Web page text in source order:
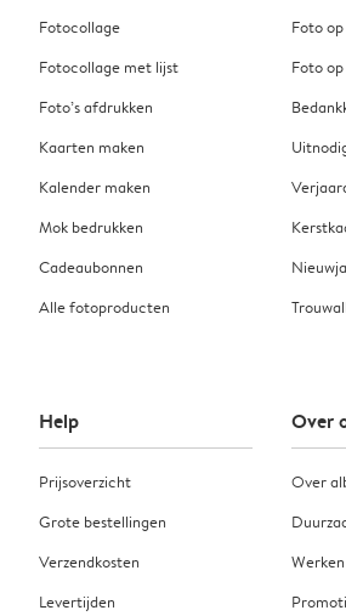
Fotocollage
Fotocollage met lijst
Foto’s afdrukken
Kaarten maken
Kalender maken
Mok bedrukken
Cadeaubonnen
Alle fotoproducten
Foto
Foto
Help
Prijsoverzicht
Grote bestellingen
Verzendkosten
Levertijden
Over
Over